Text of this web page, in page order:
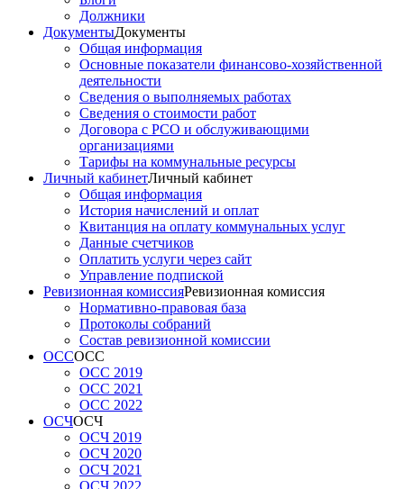
Должники
ДокументыДокументы
Общая информация
Основные показатели финансово-хозяйственной
деятельности
Сведения о выполняемых работах
Сведения о стоимости работ
Договора с РСО и обслуживающими
организациями
Тарифы на коммунальные ресурсы
Личный кабинетЛичный кабинет
Общая информация
История начислений и оплат
Квитанция на оплату коммунальных услуг
Данные счетчиков
Оплатить услуги через сайт
Управление подпиской
Ревизионная комиссияРевизионная комиссия
Нормативно-правовая база
Протоколы собраний
Состав ревизионной комиссии
ОССОСС
ОСС 2019
ОСС 2021
ОСС 2022
ОСЧОСЧ
ОСЧ 2019
ОСЧ 2020
ОСЧ 2021
ОСЧ 2022